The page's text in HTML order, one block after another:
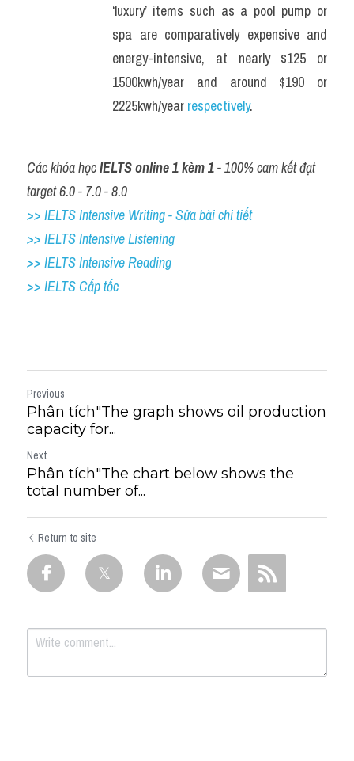
‘luxury’ items such as a pool pump or
spa are comparatively expensive and
energy-intensive, at nearly $125 or
1500kwh/year and around $190 or
2225kwh/year respectively.
Các khóa học IELTS online 1 kèm 1 - 100% cam kết đạt
target 6.0 - 7.0 - 8.0
>> IELTS Intensive Writing - Sửa bài chi tiết
>> IELTS Intensive Listening
>> IELTS Intensive Reading
>> IELTS Cấp tốc
Previous
Phân tích"The graph shows oil production
capacity for...
Next
Phân tích"The chart below shows the
total number of...
Return to site